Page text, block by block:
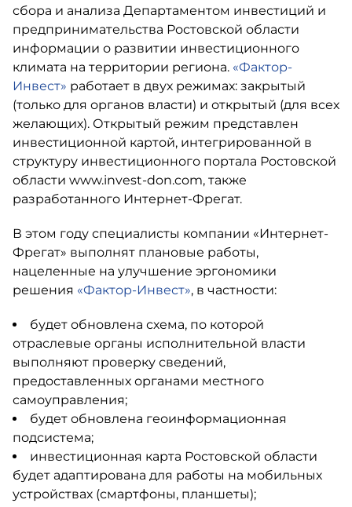
сбора и анализа Департаментом инвестиций и
предпринимательства Ростовской области
информации о развитии инвестиционного
климата на территории региона. «Фактор-
Инвест» работает в двух режимах: закрытый
(только для органов власти) и открытый (для всех
желающих). Открытый режим представлен
инвестиционной картой, интегрированной в
структуру инвестиционного портала Ростовской
области www.invest-don.com, также
разработанного Интернет-Фрегат.
В этом году специалисты компании «Интернет-
Фрегат» выполнят плановые работы,
нацеленные на улучшение эргономики
решения «Фактор-Инвест», в частности:
будет обновлена схема, по которой
отраслевые органы исполнительной власти
выполняют проверку сведений,
предоставленных органами местного
самоуправления;
будет обновлена геоинформационная
подсистема;
инвестиционная карта Ростовской области
будет адаптирована для работы на мобильных
устройствах (смартфоны, планшеты);